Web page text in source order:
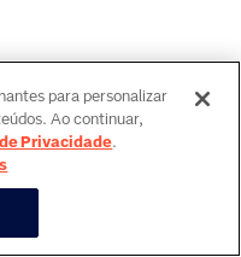
para personalizar
Ao continuar,
Privacidade.